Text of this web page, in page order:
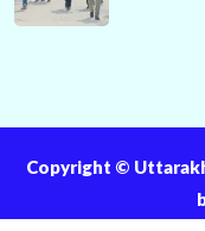
Copyright ©️